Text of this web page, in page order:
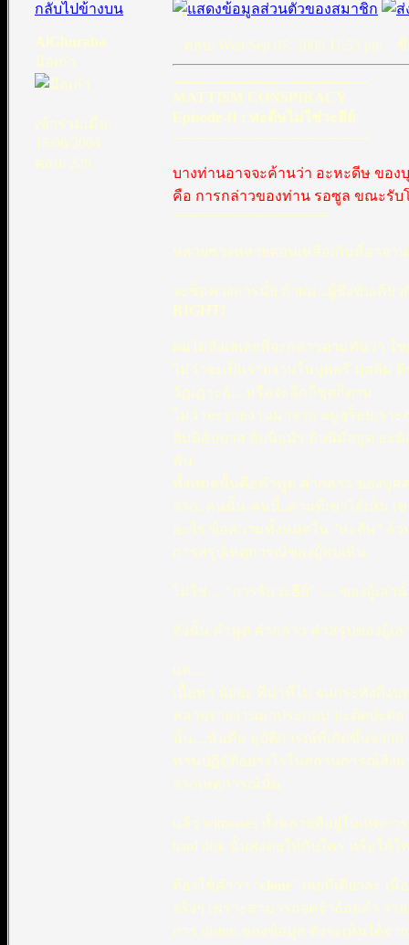
กลับไปข้างบน
AlGhuraba
มือเก๋า
เข้าร่วมเมื่อ:
15/06/2004
ตอบ: 226
ตอบ: Wed Sep 07, 2005 11:53 pm ชื่
-------------------------------------------
MATTISM CONSPIRACY
Episode-II : หะดีษไม่ใช่วะฮีย์
-------------------------------------------
บางท่านอาจจะค้านว่า อะหะดีษ ของ
คือ การกล่าวของท่าน รอซูล ขณะรั
===================
หลายช่วงหลายตอนเหลือเกินที่อาจ
จะช็อควงการมั้ย ถ้าผม...ผู้ซึ่งขับเคี่ย
RIGHT!
ผมไม่ลังเลเลยที่จะกล่าวตามทั่นว่า ใช่
ไม่ว่าจะเป็นรายงานในบุคอรี มุสลิม
วัฏเฏาะอ์....หรือจะอีกกี่ชุดก็ตาม
ไม่ว่าจะรายงานมาจาก อบูฮุร็อยเรา
อิบนิอับบาส อิบนิอุมัร อิบนิมัสอูด อะ
พัน
ทั้งหมดนั้นคือคำพูด คำกล่าว ของบุคค
จาก..คนนั้น-คนนี้..ตามที่เขาได้เห็น
อะไร ข้อความทั้งหมดใน "หะดีษ" ล้ว
การสรุปเหตุการณ์ของผู้พบเห็น
ไม่ใช่.... "การรับวะฮีย์" ..... ของผู้เล่า
ดังนั้น คำพูด คำกล่าว คำสรุปของผู้เล่
แต่.....
เนื้อหา นัยยะ ที่มาที่ไป จนกระทั่งถึงบ
หลายรายงานมาประกอบ ปะติดปะต่อ
นั้น....นั่นคือ อุบัติการณ์ที่เกิดขึ้นจาก
ท่านปฏิบัติอย่างไรในสถานการณ์สิ่งแ
จากเหตุการณ์นั้น
แล้ว witnesses ทั้งหลายที่อยู่ในเหตุ
hard disk นั้นส่งต่อให้กับใคร หรือให้ใ
ต้องใช้คำว่า "clone" เลยทีเดียวละ เ
จริงๆ เพราะสามารถจดจำถ้อยคำ ร
การ distort ของข้อมูล ดังจะเห็นได้จ